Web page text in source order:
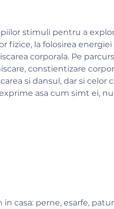
stimuli pentru a
fizice, la folosirea
corporala. Pe
constientizare
si dansul, dar si celor
asa cum simt ei,
casa: perne, esarfe,